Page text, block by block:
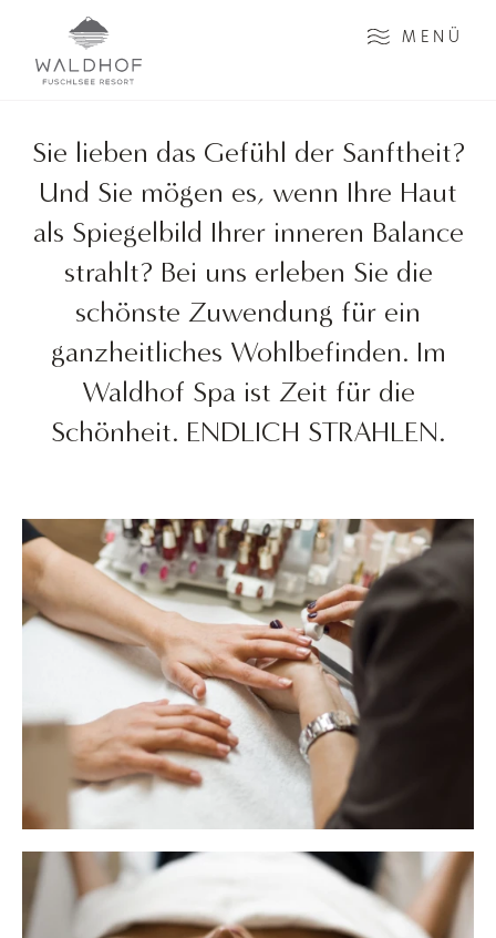
Zum Inhalt MENÜ
Sie lieben das Gefühl der Sanftheit?
Und Sie mögen es, wenn Ihre Haut
als Spiegelbild Ihrer inneren Balance
strahlt? Bei uns erleben Sie die
schönste Zuwendung für ein
ganzheitliches Wohlbefinden. Im
Waldhof Spa ist Zeit für die
Schönheit. ENDLICH STRAHLEN.